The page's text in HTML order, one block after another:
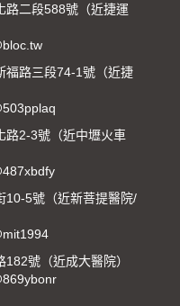
路二段588號（近捷運
福路三段74-1號（近捷
路2-3號（近中壢火車
10-5號（近新菩提醫院/
號（近成大醫院）